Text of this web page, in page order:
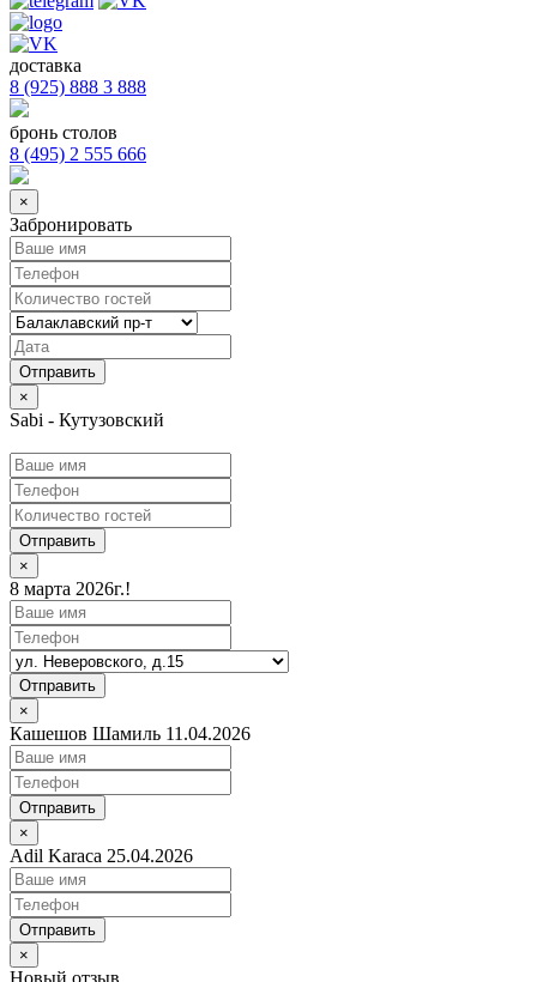
доставка
8 (925) 888 3 888
бронь столов
8 (495) 2 555 666
×
Забронировать
×
Sabi - Кутузовский
Отправить
×
8 марта 2026г.!
Отправить
×
Кашешов Шамиль 11.04.2026
Отправить
×
Adil Karaca 25.04.2026
Отправить
×